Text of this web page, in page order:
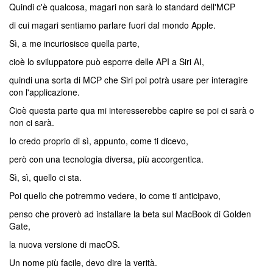
Quindi c'è qualcosa, magari non sarà lo standard dell'MCP
di cui magari sentiamo parlare fuori dal mondo Apple.
Sì, a me incuriosisce quella parte,
cioè lo sviluppatore può esporre delle API a Siri AI,
quindi una sorta di MCP che Siri poi potrà usare per interagire
con l'applicazione.
Cioè questa parte qua mi interesserebbe capire se poi ci sarà o
non ci sarà.
Io credo proprio di sì, appunto, come ti dicevo,
però con una tecnologia diversa, più accorgentica.
Sì, sì, quello ci sta.
Poi quello che potremmo vedere, io come ti anticipavo,
penso che proverò ad installare la beta sul MacBook di Golden
Gate,
la nuova versione di macOS.
Un nome più facile, devo dire la verità.